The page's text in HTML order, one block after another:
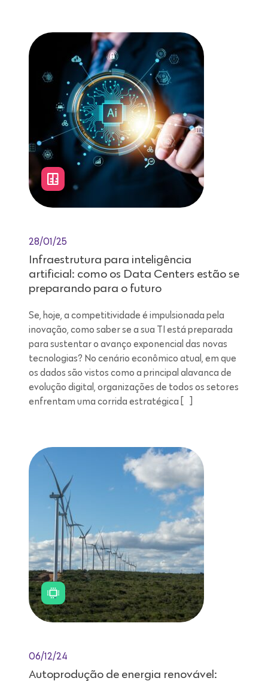
28/01/25
Infraestrutura para inteligência
artificial: como os Data Centers estão se
preparando para o futuro
Se, hoje, a competitividade é impulsionada pela
inovação, como saber se a sua TI está preparada
para sustentar o avanço exponencial das novas
tecnologias? No cenário econômico atual, em que
os dados são vistos como a principal alavanca de
evolução digital, organizações de todos os setores
enfrentam uma corrida estratégica […]
06/12/24
Autoprodução de energia renovável: